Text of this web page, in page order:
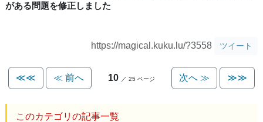
がある問題を修正しました
https://magical.kuku.lu/?3558 ツイート
≪≪ ≪ 前へ 10 ／ 25 ページ 次へ ≫ ≫≫
このカテゴリの記事一覧